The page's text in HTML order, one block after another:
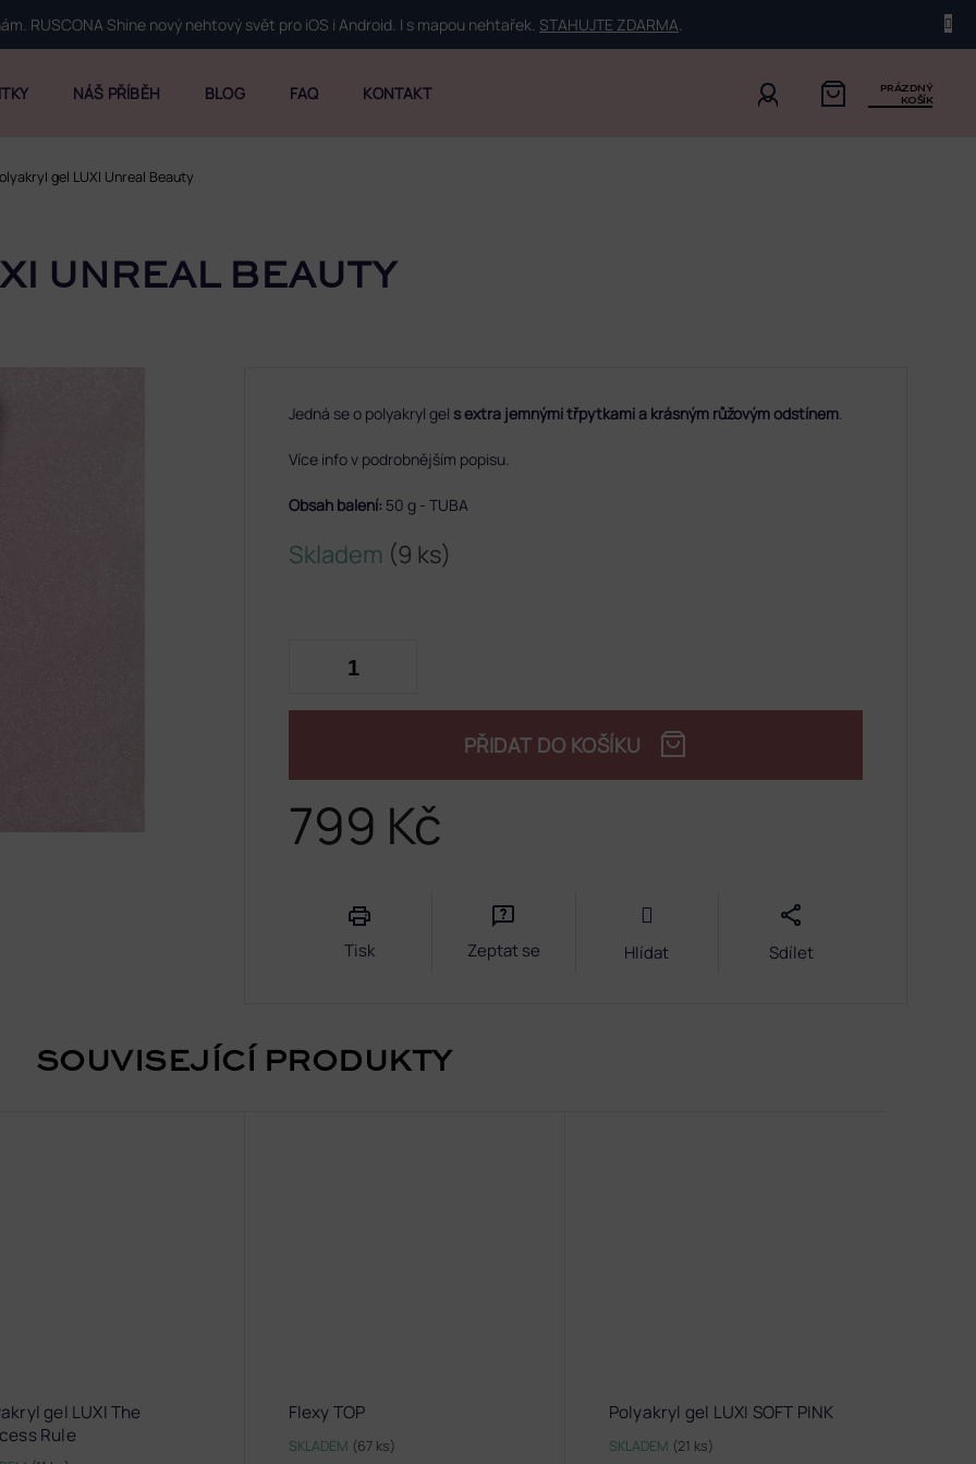
RUSCONA Shine nový nehtový svět pro iOS i Android. I s mapou nehtařek. STAHUJTE ZDARMA.
PRÁZDNÝ
KOŠÍK
NÁŠ PŘÍBĚH BLOG FAQ KONTAKT
gel LUXI Unreal Beauty
UNREAL BEAUTY
799 Kč
Skladem (9 ks)
PŘIDAT DO KOŠÍKU
Jedná se o polyakryl gel s extra jemnými třpytkami a krásným růžovým odstínem.
Více info v podrobnějším popisu.
Obsah balení: 50 g - TUBA
Tisk Zeptat se Hlídat Sdílet
SOUVISEJÍCÍ PRODUKTY
gel LUXI The
Rule
Flexy TOP
SKLADEM (67 ks)
Polyakryl gel LUXI SOFT PINK
SKLADEM (21 ks)